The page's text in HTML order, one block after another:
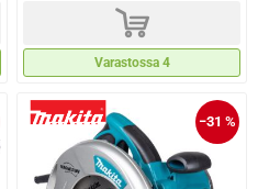
d
Varastossa 4
−31 %